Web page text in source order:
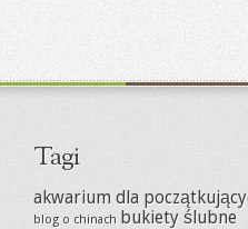
Tagi
akwarium dla
blog o chinach bukiety ślubne